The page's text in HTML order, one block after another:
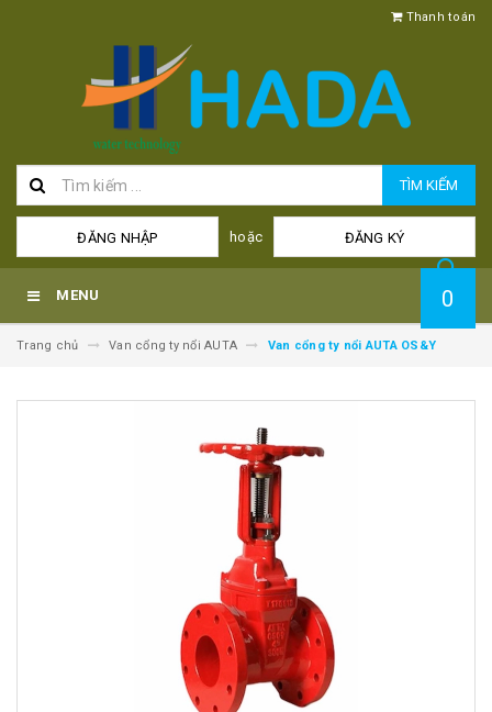
Thanh toán
TÌM KIẾM
ĐĂNG NHẬP hoặc ĐĂNG KÝ
MENU 0
Trang chủ Van cổng ty nổi AUTA Van cổng ty nổi AUTA OS&Y